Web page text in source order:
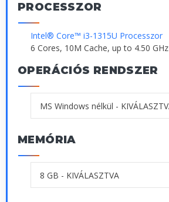
PROCESSZOR
Intel® Core™ i3-1315U Processzor
6 Cores, 10M Cache, up to 4.50 GHz
OPERÁCIÓS RENDSZER
MEMÓRIA